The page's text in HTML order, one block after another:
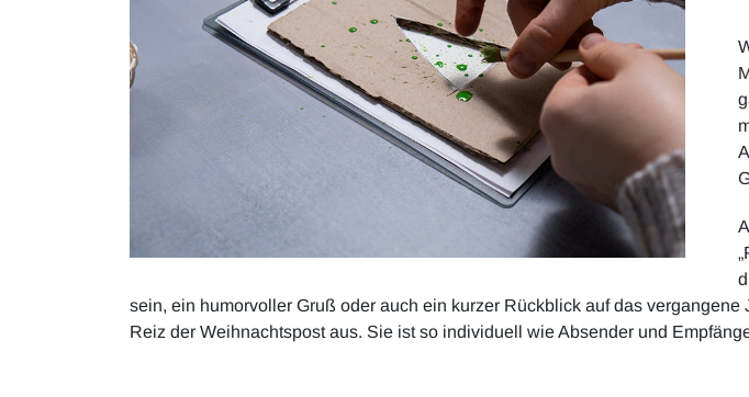
sein, ein humorvoller Gruß oder auch ein kurzer Rückblick auf das
Reiz der Weihnachtspost aus. Sie ist so individuell wie Absender und